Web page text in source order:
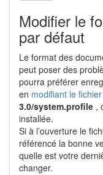
Modifier le
par défaut
Le format des
peut poser des
pourra préférer
en modifiant le fichier
3.0/system.profile ,
installée.
Si à l’ouverture le
référencé la bonne
quelle est votre
changer.